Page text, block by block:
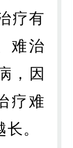
疗有
难治
，因
疗难
。